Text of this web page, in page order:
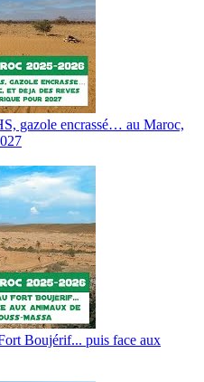
gazole encrassé… au Maroc,
Boujérif... puis face aux